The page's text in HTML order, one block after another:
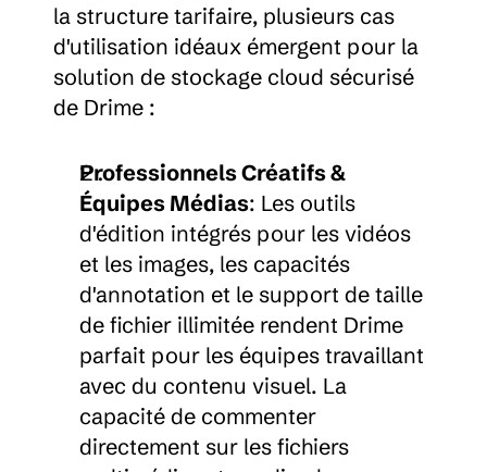
la structure tarifaire, plusieurs cas
d'utilisation idéaux émergent pour la
solution de stockage cloud sécurisé
de Drime :
Professionnels Créatifs &
Équipes Médias: Les outils
d'édition intégrés pour les vidéos
et les images, les capacités
d'annotation et le support de taille
de fichier illimitée rendent Drime
parfait pour les équipes travaillant
avec du contenu visuel. La
capacité de commenter
directement sur les fichiers